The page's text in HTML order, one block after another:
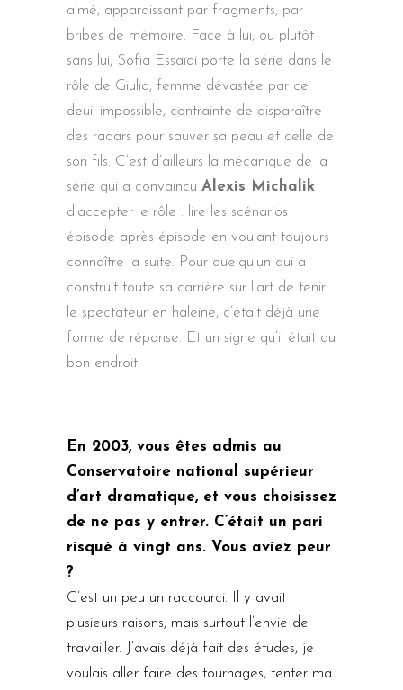
aimé, apparaissant par fragments, par
bribes de mémoire. Face à lui, ou plutôt
sans lui, Sofia Essaïdi porte la série dans le
rôle de Giulia, femme dévastée par ce
deuil impossible, contrainte de disparaître
des radars pour sauver sa peau et celle de
son fils. C’est d’ailleurs la mécanique de la
série qui a convaincu Alexis Michalik
d’accepter le rôle : lire les scénarios
épisode après épisode en voulant toujours
connaître la suite. Pour quelqu’un qui a
construit toute sa carrière sur l’art de tenir
le spectateur en haleine, c’était déjà une
forme de réponse. Et un signe qu’il était au
bon endroit.
En 2003, vous êtes admis au
Conservatoire national supérieur
d’art dramatique, et vous choisissez
de ne pas y entrer. C’était un pari
risqué à vingt ans. Vous aviez peur
?
C’est un peu un raccourci. Il y avait
plusieurs raisons, mais surtout l’envie de
travailler. J’avais déjà fait des études, je
voulais aller faire des tournages, tenter ma